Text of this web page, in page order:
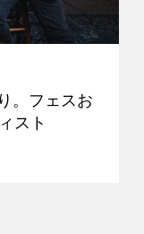
。フェスお
スト